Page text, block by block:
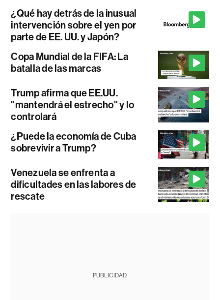
¿Qué hay detrás de la inusual
intervención sobre el yen por
parte de EE. UU. y Japón?
Copa Mundial de la FIFA: La
batalla de las marcas
Trump afirma que EE.UU.
"mantendrá el estrecho" y lo
controlará
¿Puede la economía de Cuba
sobrevivir a Trump?
Venezuela se enfrenta a
dificultades en las labores de
rescate
PUBLICIDAD